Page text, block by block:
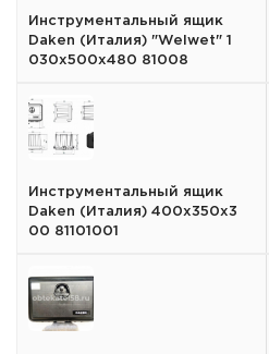
Инструментальный ящик
Daken (Италия) "Welwet" 1
030х500х480 81008
Инструментальный ящик
Daken (Италия) 400х350х3
00 81101001